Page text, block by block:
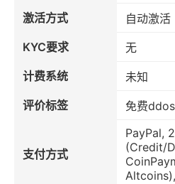
激活方式
自动激活
KYC要求
无
计费系统
未知
评价标签
免费
支付方式
PayPal,
(Credit/